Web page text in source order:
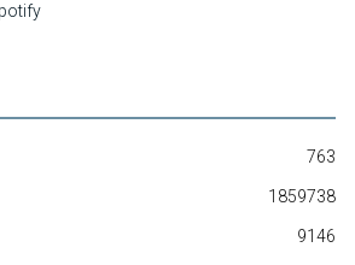
763
1859738
9146